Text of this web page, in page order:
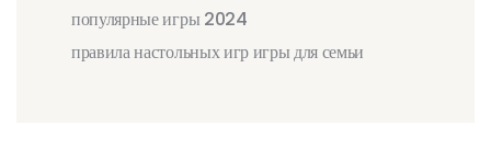
популярные игры 2024
правила настольных игригры для семьи